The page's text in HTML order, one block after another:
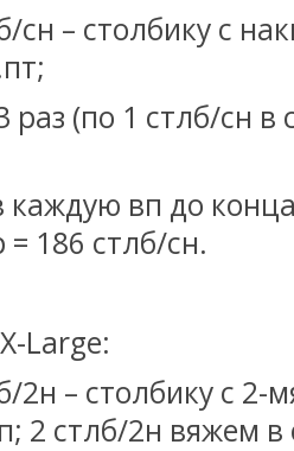
сн – столбику с
(по 1 стлб/сн в
каждую вп до
186 стлб/сн.
Large:
2н – столбику с 2-
2 стлб/2н вяжем в